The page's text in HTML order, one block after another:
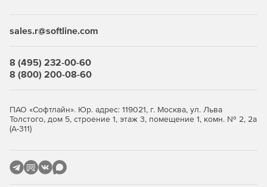
sales.r@softline.com
8 (495) 232-00-60
8 (800) 200-08-60
ПАО «Софтлайн». Юр. адрес: 119021, г. Москва, ул. Льва
Толстого, дом 5, строение 1, этаж 3, помещение 1, комн. № 2, 2а
(А-311)